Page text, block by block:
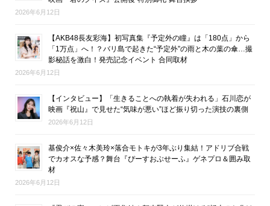
2026年6月12日
【AKB48長友彩海】初写真集『予定外の瞳』は「180点」から
「1万点」へ！？バリ島で起きた“予定外”の雨と木の葉の傘…撮
影秘話を激白！発売記念イベント 合同取材
2026年6月12日
【インタビュー】「生きることへの執着が失われる」石川恋が
映画『祝山』で見せた“気味が悪い”ほど振り切った演技の裏側
2026年6月12日
基俊介×佐々木美玲×落合モトキが3年ぶり集結！アドリブ合戦
でカオスな予感？舞台『ぴーすおぶせーふ』ゲネプロ＆囲み取
材
2026年6月12日